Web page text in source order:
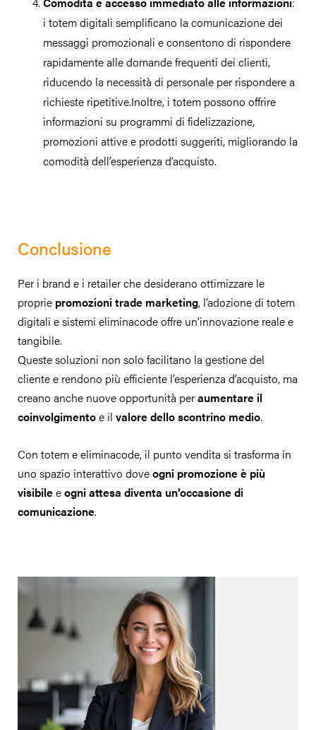
i totem digitali semplificano la comunicazione dei
messaggi promozionali e consentono di rispondere
rapidamente alle domande frequenti dei clienti,
riducendo la necessità di personale per rispondere a
richieste ripetitive.Inoltre, i totem possono offrire
informazioni su programmi di fidelizzazione,
promozioni attive e prodotti suggeriti, migliorando la
comodità dell’esperienza d’acquisto.
Conclusione
Per i brand e i retailer che desiderano ottimizzare le
proprie promozioni trade marketing, l’adozione di totem
digitali e sistemi eliminacode offre un’innovazione reale e
tangibile.
Queste soluzioni non solo facilitano la gestione del
cliente e rendono più efficiente l’esperienza d’acquisto, ma
creano anche nuove opportunità peraumentare il
coinvolgimentoe il valore dello scontrino medio.
Con totem e eliminacode, il punto vendita si trasforma in
uno spazio interattivo doveogni promozione è più
visibileeogni attesa diventa un’occasione di
comunicazione.